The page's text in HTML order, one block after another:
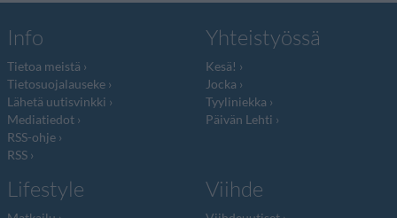
Info
Tietoa meistä
Tietosuojalauseke
Lähetä uutisvinkki
Mediatiedot
RSS-ohje
RSS
Yhteistyössä
Kesä!
Jocka
Tyyliniekka
Päivän Lehti
Lifestyle Viihde